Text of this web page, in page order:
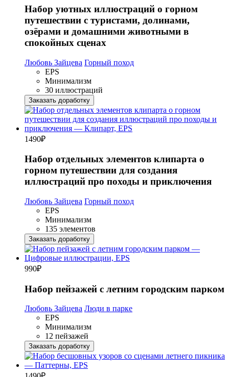
Набор уютных иллюстраций о горном
путешествии с туристами, долинами,
озёрами и домашними животными в
спокойных сценах
Любовь Зайцева Горный поход
EPS
Минимализм
30 иллюстраций
Заказать доработку
1490₽
Набор отдельных элементов клипарта о
горном путешествии для создания
иллюстраций про походы и приключения
Любовь Зайцева Горный поход
EPS
Минимализм
135 элементов
Заказать доработку
990₽
Набор пейзажей с летним городским парком
Любовь Зайцева Люди в парке
EPS
Минимализм
12 пейзажей
Заказать доработку